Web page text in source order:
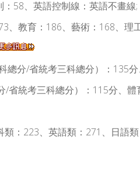
58、英語控制線：英語不畫
教育：186、藝術：168、理
分/省統考三科總分）：135
省統考三科總分）：115分、
：223、英語類：271、日語